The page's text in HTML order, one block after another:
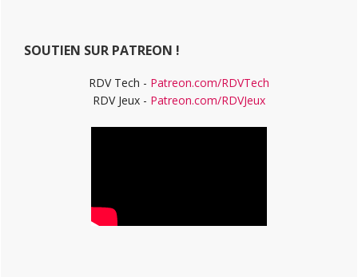
SOUTIEN SUR PATREON !
RDV Tech - Patreon.com/RDVTech
RDV Jeux - Patreon.com/RDVJeux